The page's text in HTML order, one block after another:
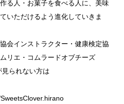
る人・お菓子を食べる人に、美味
いただけるよう進化していきま
会インストラクター・健康検定協
リエ・コムラードオブチーズ
見られない方は